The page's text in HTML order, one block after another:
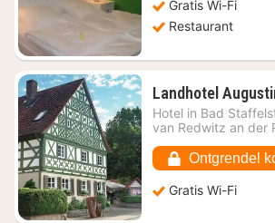
Gratis Wi-Fi
Restaurant
Landhotel
Hotel in Bad
van Redwitz an der
Ontgrendel
Gratis Wi-Fi